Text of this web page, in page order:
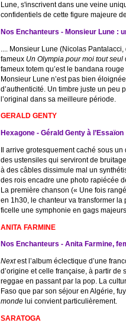
Lune, s'inscrivent dans une veine
confidentiels de cette figure majeure
Nos Enchanteurs - Monsieur Lune :
.... Monsieur Lune (Nicolas
fameux Un Olympia pour moi tout seul
fameux totem qu’est le bandana
Monsieur Lune n’est pas bien
d’authenticité. Un timbre juste un peu
l’original dans sa meilleure période.
GERALD GENTY
Hexagone - Gérald Genty à l’Essaïon
Il arrive grotesquement caché sous un
des ustensiles qui serviront de
à des câbles dissimule mal un
des rois encadre une photo rapiécée
La première chanson (« Une fois
en 1h30, le chanteur va transformer
ficelle une symphonie en gags majeurs.
ANITA FARMINE
Nos Enchanteurs - Anita Farmine,
Nextest l’album éclectique d’une
d’origine et celle française, à partir
reggae en passant par la pop. La
Faso que par son séjour en Algérie,
mondelui convient particulièrement.
SARATOGA